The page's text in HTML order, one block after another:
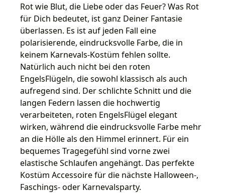
Rot wie Blut, die Liebe oder das Feuer? Was Rot
für Dich bedeutet, ist ganz Deiner Fantasie
überlassen. Es ist auf jeden Fall eine
polarisierende, eindrucksvolle Farbe, die in
keinem Karnevals-Kostüm fehlen sollte.
Natürlich auch nicht bei den roten
EngelsFlügeln, die sowohl klassisch als auch
aufregend sind. Der schlichte Schnitt und die
langen Federn lassen die hochwertig
verarbeiteten, roten EngelsFlügel elegant
wirken, während die eindrucksvolle Farbe mehr
an die Hölle als den Himmel erinnert. Für ein
bequemes Tragegefühl sind vorne zwei
elastische Schlaufen angehängt. Das perfekte
Kostüm Accessoire für die nächste Halloween-,
Faschings- oder Karnevalsparty.